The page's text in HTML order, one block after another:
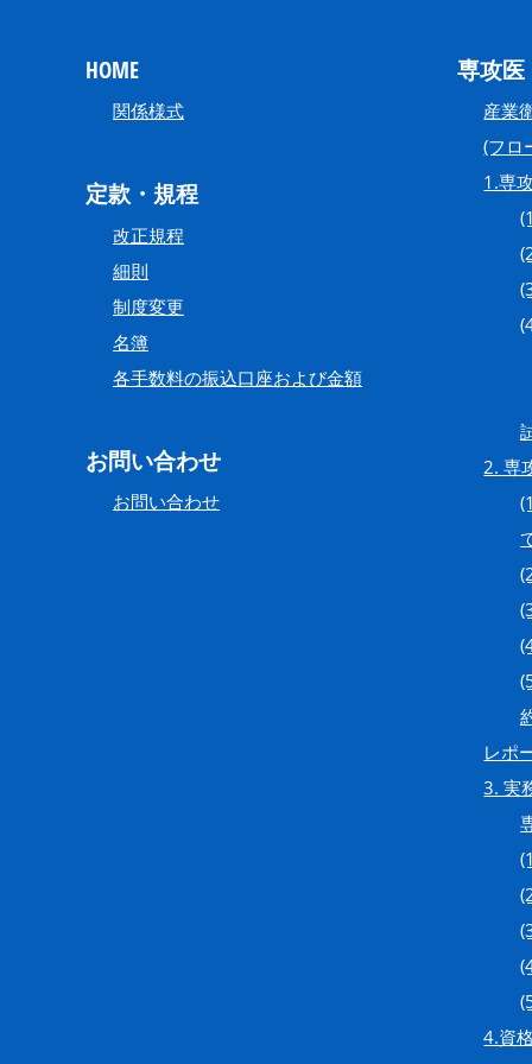
HOME
関係様式
定款・規程
改正規程
細則
制度変更
名簿
各手数料の振込口座および金額
お問い合わせ
お問い合わせ
専攻医
産業
(フロ
1.専
2. 専
レポ
3. 実
4.資